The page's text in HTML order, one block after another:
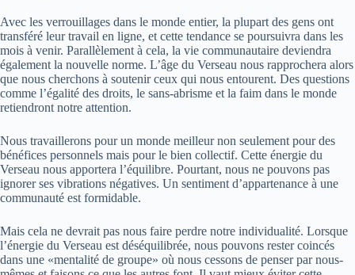
Avec les verrouillages dans le monde entier, la plupart des gens ont
transféré leur travail en ligne, et cette tendance se poursuivra dans les
mois à venir. Parallèlement à cela, la vie communautaire deviendra
également la nouvelle norme. L’âge du Verseau nous rapprochera alors
que nous cherchons à soutenir ceux qui nous entourent. Des questions
comme l’égalité des droits, le sans-abrisme et la faim dans le monde
retiendront notre attention.
Nous travaillerons pour un monde meilleur non seulement pour des
bénéfices personnels mais pour le bien collectif. Cette énergie du
Verseau nous apportera l’équilibre. Pourtant, nous ne pouvons pas
ignorer ses vibrations négatives. Un sentiment d’appartenance à une
communauté est formidable.
Mais cela ne devrait pas nous faire perdre notre individualité. Lorsque
l’énergie du Verseau est déséquilibrée, nous pouvons rester coincés
dans une «mentalité de groupe» où nous cessons de penser par nous-